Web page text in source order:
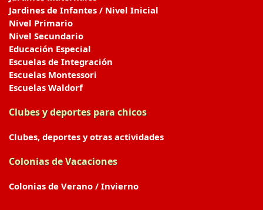
Jardines de Infantes / Nivel Inicial
Nivel Primario
Nivel Secundario
Educación Especial
Escuelas de Integración
Escuelas Montessori
Escuelas Waldorf
Clubes y deportes para chicos
Clubes, deportes y otras actividades
Colonias de Vacaciones
Colonias de Verano / Invierno